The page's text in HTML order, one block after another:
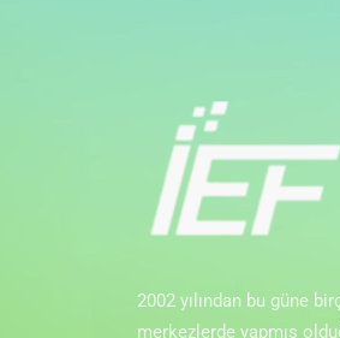
2002 yılından bu güne
merkezlerde yapmış